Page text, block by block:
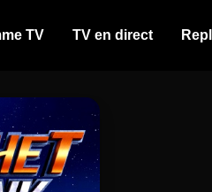
TV TV en direct